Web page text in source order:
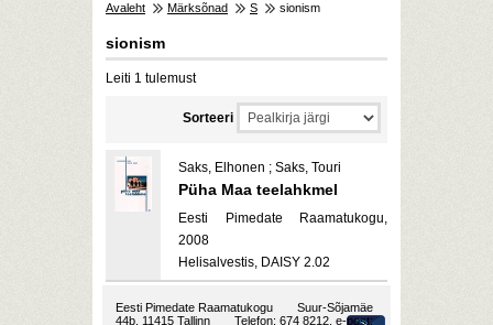
Avaleht Märksõnad S sionism
sionism
Leiti 1 tulemust
Sorteeri
Saks, Elhonen ; Saks, Touri
Püha Maa teelahkmel
Eesti Pimedate Raamatukogu,
2008
Helisalvestis, DAISY 2.02
Eesti Pimedate Raamatukogu
Suur-Sõjamäe
44b, 11415 Tallinn
Telefon: 674 8212, e-post: